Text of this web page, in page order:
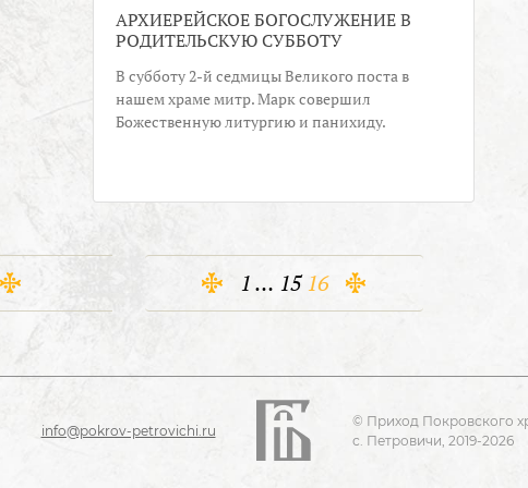
АРХИЕРЕЙСКОЕ БОГОСЛУЖЕНИЕ В
РОДИТЕЛЬСКУЮ СУББОТУ
В субботу 2-й седмицы Великого поста в
нашем храме митр. Марк совершил
Божественную литургию и панихиду.
1… 15 16
info@pokrov-petrovichi.ru
© Приход Покровского
с. Петровичи, 2019-2026